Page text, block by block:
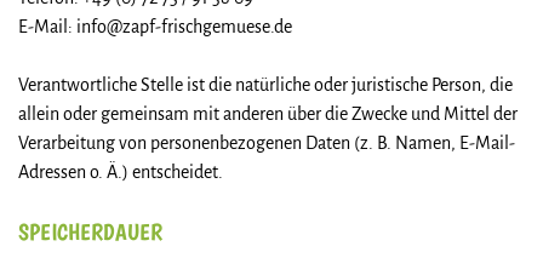
E-Mail: info@zapf-frischgemuese.de
Verantwortliche Stelle ist die natürliche oder juristische Person, die
allein oder gemeinsam mit anderen über die Zwecke und Mittel der
Verarbeitung von personenbezogenen Daten (z. B. Namen, E-Mail-
Adressen o. Ä.) entscheidet.
SPEICHERDAUER